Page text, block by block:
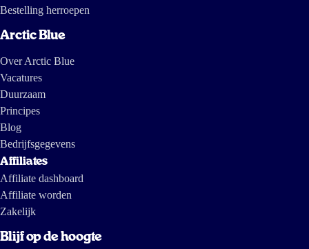
Bestelling herroepen
Arctic Blue
Over Arctic Blue
Vacatures
Duurzaam
Principes
Blog
Bedrijfsgegevens
Affiliates
Affiliate dashboard
Affiliate worden
Zakelijk
Blijf op de hoogte